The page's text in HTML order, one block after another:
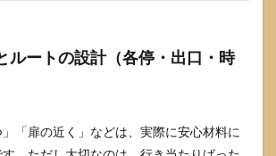
ルートの設計（各停・出口・時
」「扉の近く」などは、実際に安心材料に